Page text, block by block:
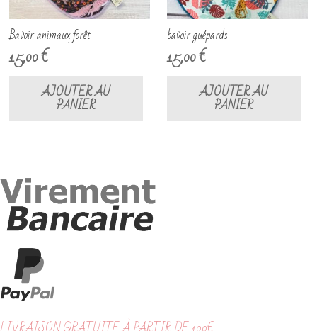
Bavoir animaux forêt
15,00€
AJOUTER AU
PANIER
bavoir guépards
15,00€
AJOUTER AU
PANIER